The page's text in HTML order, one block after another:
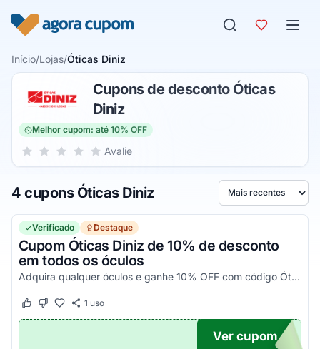
Início/Lojas/Óticas Diniz
Cupons de desconto Óticas
Diniz
Melhor cupom: até 10% OFF
Sua nota para Óticas Diniz, de 1 a 5 estrelas
5 estrelas
4 estrelas
3 estrelas
2 estrelas
1 estrela Avalie
4 cupons Óticas Diniz Ordenar por
Verificado Destaque
Cupom Óticas Diniz de 10% de desconto
em todos os óculos
Adquira qualquer óculos e ganhe 10% OFF com código Óticas Diniz. Pegue e digite no carrinho de compras agora!
Este cupom funcionou
Este cupom não funcionou
1 uso
10
Ver cupom